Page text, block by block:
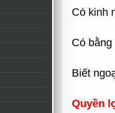
Có kinh
Có
Biết
Quyền